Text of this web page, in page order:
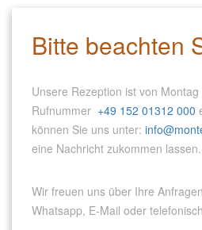
Bitte beachten
Unsere Rezeption ist von
Rufnummer +49 152 01312 000
können Sie uns unter:
eine Nachricht zukommen lassen.
Wir freuen uns über Ihre
Whatsapp, E-Mail oder